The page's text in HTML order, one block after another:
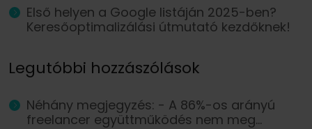
Első helyen a Google listáján 2025-ben?
Keresőoptimalizálási útmutató kezdőknek!
Legutóbbi hozzászólások
Néhány megjegyzés: - A 86%-os arányú
freelancer együttműködés nem meg...